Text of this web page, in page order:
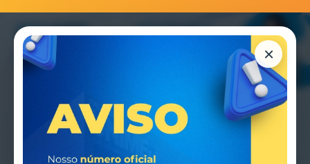
×
Vestibular